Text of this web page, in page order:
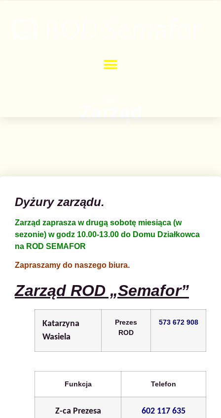
Zarząd
Dyżury zarządu.
Zarząd zaprasza w drugą sobotę miesiąca (w
sezonie) w godz 10.00-13.00 do Domu Działkowca
na ROD SEMAFOR
Zapraszamy do naszego biura.
Zarząd ROD „Semafor”
Katarzyna
Wasiela
Prezes
ROD
573 672 908
Funkcja Telefon
Z-ca Prezesa 602 117 635